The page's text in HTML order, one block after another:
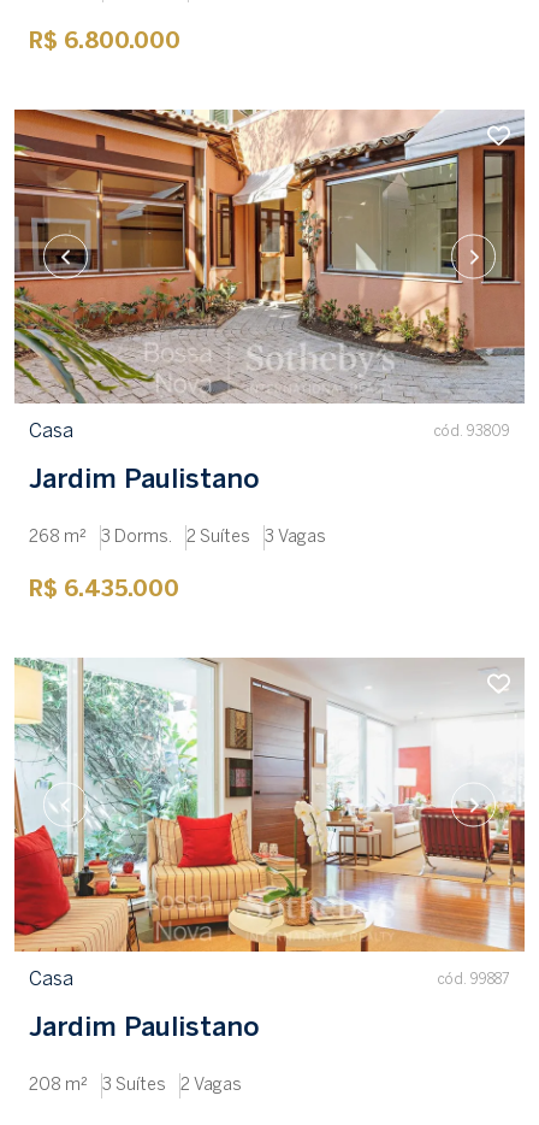
R$ 6.800.000
Casa cód. 93809
Jardim Paulistano
268 m² 3 Dorms. 2 Suítes 3 Vagas
R$ 6.435.000
Casa cód. 99887
Jardim Paulistano
208 m² 3 Suítes 2 Vagas